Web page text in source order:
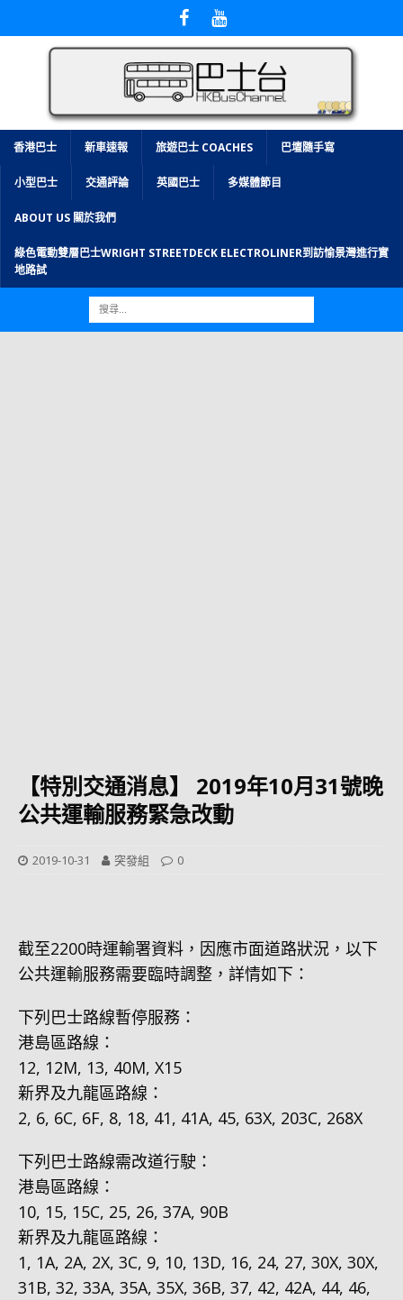
香港巴士 新車速報 旅遊巴士 COACHES 巴壇隨手寫
小型巴士 交通評論 英國巴士 多媒體節目
ABOUT US 關於我們
綠色電動雙層巴士WRIGHT STREETDECK ELECTROLINER到訪愉景灣進行實
地路試
【特別交通消息】 2019年10月31號晚
公共運輸服務緊急改動
2019-10-31 突發組 0
截至2200時運輸署資料，因應市面道路狀況，以下
公共運輸服務需要臨時調整，詳情如下：
下列巴士路線暫停服務：
港島區路線：
12, 12M, 13, 40M, X15
新界及九龍區路線：
2, 6, 6C, 6F, 8, 18, 41, 41A, 45, 63X, 203C, 268X
下列巴士路線需改道行駛：
港島區路線：
10, 15, 15C, 25, 26, 37A, 90B
新界及九龍區路線：
1, 1A, 2A, 2X, 3C, 9, 10, 13D, 16, 24, 27, 30X, 30X,
31B, 32, 33A, 35A, 35X, 36B, 37, 42, 42A, 44, 46,